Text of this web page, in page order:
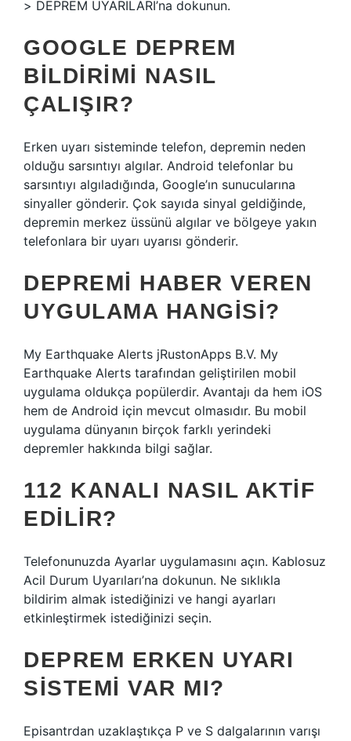
> DEPREM UYARILARI’na dokunun.
GOOGLE DEPREM
BILDIRIMI NASIL
ÇALIŞIR?
Erken uyarı sisteminde telefon, depremin neden
olduğu sarsıntıyı algılar. Android telefonlar bu
sarsıntıyı algıladığında, Google’ın sunucularına
sinyaller gönderir. Çok sayıda sinyal geldiğinde,
depremin merkez üssünü algılar ve bölgeye yakın
telefonlara bir uyarı uyarısı gönderir.
DEPREMI HABER VEREN
UYGULAMA HANGISI?
My Earthquake Alerts jRustonApps B.V. My
Earthquake Alerts tarafından geliştirilen mobil
uygulama oldukça popülerdir. Avantajı da hem iOS
hem de Android için mevcut olmasıdır. Bu mobil
uygulama dünyanın birçok farklı yerindeki
depremler hakkında bilgi sağlar.
112 KANALI NASIL AKTIF
EDILIR?
Telefonunuzda Ayarlar uygulamasını açın. Kablosuz
Acil Durum Uyarıları’na dokunun. Ne sıklıkla
bildirim almak istediğinizi ve hangi ayarları
etkinleştirmek istediğinizi seçin.
DEPREM ERKEN UYARI
SISTEMI VAR MI?
Episantrdan uzaklaştıkça P ve S dalgalarının varışı